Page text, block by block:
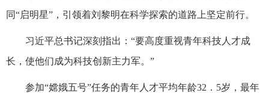
同“启明星”，引领着刘黎明在科学探索的道路上坚定前行。
习近平总书记深刻指出：“要高度重视青年科技人才成
长，使他们成为科技创新主力军。”
参加“嫦娥五号”任务的青年人才平均年龄32．5岁，最年